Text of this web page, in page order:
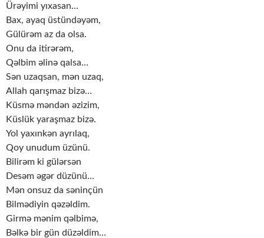
Ürəyimi yıxasan…
Bax, ayaq üstündəyəm,
Gülürəm az da olsa.
Onu da itirərəm,
Qəlbim əlinə qalsa…
Sən uzaqsan, mən uzaq,
Allah qarışmaz bizə…
Küsmə məndən əzizim,
Küslük yaraşmaz bizə.
Yol yaxınkən ayrılaq,
Qoy unudum üzünü.
Bilirəm ki gülərsən
Desəm əgər düzünü…
Mən onsuz da səninçün
Bilmədiyin qəzəldim.
Girmə mənim qəlbimə,
Bəlkə bir gün düzəldim…